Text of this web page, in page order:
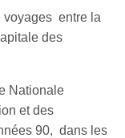
voyages entre la
des
Nationale
et des
90, dans les